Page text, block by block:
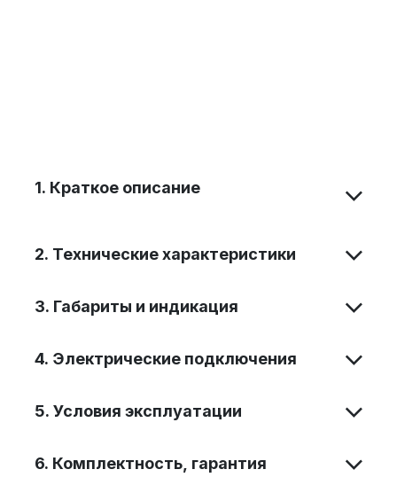
1. Краткое описание
2. Технические характеристики
​3. Габариты и индикация
​4. Электрические подключения
5. Условия эксплуатации
6. Комплектность, гарантия